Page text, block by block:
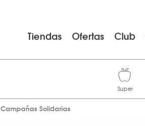
Tiendas Ofertas Club
Campañas Solidarias